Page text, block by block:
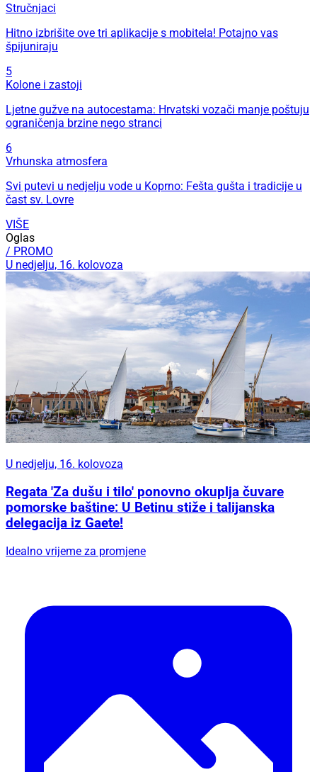
Stručnjaci
Hitno izbrišite ove tri aplikacije s mobitela! Potajno vas
špijuniraju
5
Kolone i zastoji
Ljetne gužve na autocestama: Hrvatski vozači manje poštuju
ograničenja brzine nego stranci
6
Vrhunska atmosfera
Svi putevi u nedjelju vode u Koprno: Fešta gušta i tradicije u
čast sv. Lovre
VIŠE
Oglas
/ PROMO
U nedjelju, 16. kolovoza
U nedjelju, 16. kolovoza
Regata 'Za dušu i tilo' ponovno okuplja čuvare
pomorske baštine: U Betinu stiže i talijanska
delegacija iz Gaete!
Idealno vrijeme za promjene